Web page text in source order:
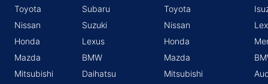
Toyota
Nissan
Honda
Mazda
Mitsubishi
Subaru
Suzuki
Lexus
BMW
Daihatsu
Toyota
Nissan
Honda
Mazda
Mitsubishi